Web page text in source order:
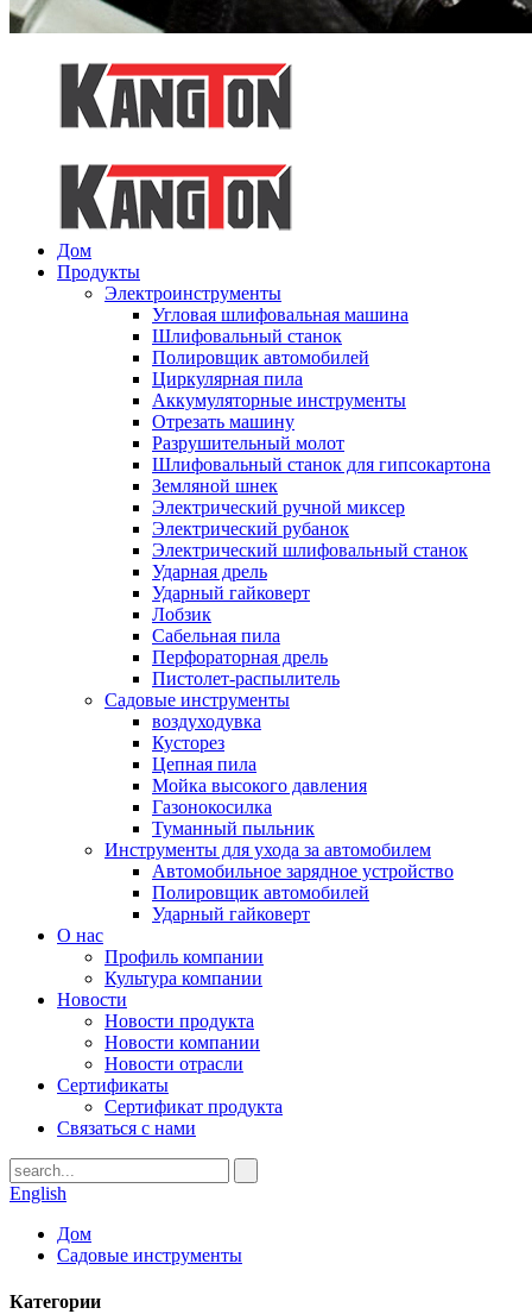
Дом
Продукты
Электроинструменты
Угловая шлифовальная машина
Шлифовальный станок
Полировщик автомобилей
Циркулярная пила
Аккумуляторные инструменты
Отрезать машину
Разрушительный молот
Шлифовальный станок для гипсокартона
Земляной шнек
Электрический ручной миксер
Электрический рубанок
Электрический шлифовальный станок
Ударная дрель
Ударный гайковерт
Лобзик
Сабельная пила
Перфораторная дрель
Пистолет-распылитель
Садовые инструменты
воздуходувка
Кусторез
Цепная пила
Мойка высокого давления
Газонокосилка
Туманный пыльник
Инструменты для ухода за автомобилем
Автомобильное зарядное устройство
Полировщик автомобилей
Ударный гайковерт
О нас
Профиль компании
Культура компании
Новости
Новости продукта
Новости компании
Новости отрасли
Сертификаты
Сертификат продукта
Связаться с нами
English
Дом
Садовые инструменты
Категории